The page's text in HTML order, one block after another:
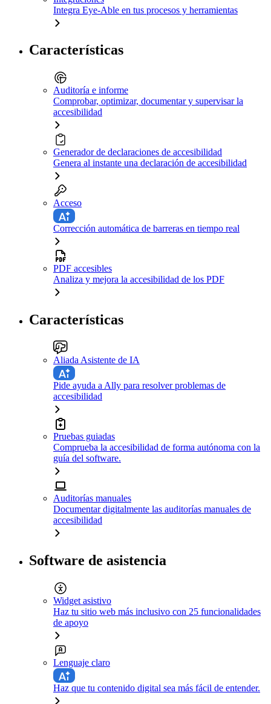
Integra Eye-Able en tus procesos y herramientas
Características
Auditoría e informe
Comprobar, optimizar, documentar y supervisar la
accesibilidad
Generador de declaraciones de accesibilidad
Genera al instante una declaración de accesibilidad
Acceso
Corrección automática de barreras en tiempo real
PDF accesibles
Analiza y mejora la accesibilidad de los PDF
Características
Aliada Asistente de IA
Pide ayuda a Ally para resolver problemas de
accesibilidad
Pruebas guiadas
Comprueba la accesibilidad de forma autónoma con la
guía del software.
Auditorías manuales
Documentar digitalmente las auditorías manuales de
accesibilidad
Software de asistencia
Widget asistivo
Haz tu sitio web más inclusivo con 25 funcionalidades
de apoyo
Lenguaje claro
Haz que tu contenido digital sea más fácil de entender.